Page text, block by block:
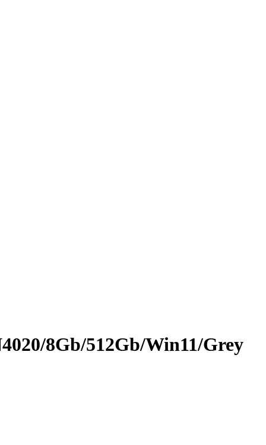
8Gb/512Gb/Win11/Grey